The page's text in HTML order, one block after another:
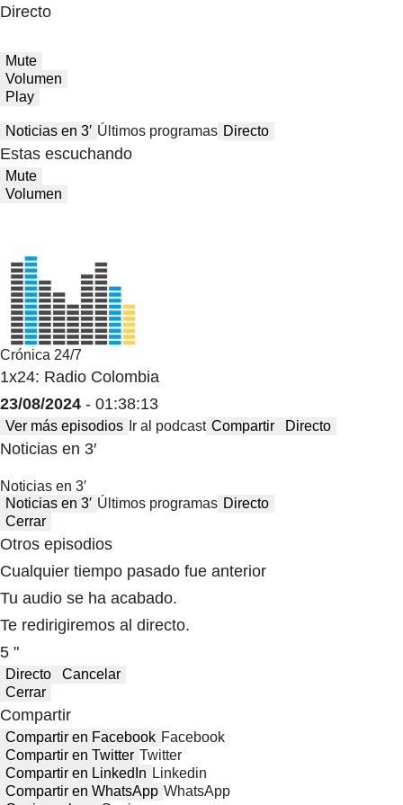
Directo
Mute
Volumen
Play
Noticias en 3′ Últimos programas Directo
Estas escuchando
Mute
Volumen
Crónica 24/7
1x24: Radio Colombia
23/08/2024 - 01:38:13
Ver más episodios Ir al podcast Compartir Directo
Noticias en 3′
Noticias en 3′
Noticias en 3′ Últimos programas Directo
Cerrar
Otros episodios
Cualquier tiempo pasado fue anterior
Tu audio se ha acabado.
Te redirigiremos al directo.
5 "
Directo
Cancelar
Cerrar
Compartir
Compartir en Facebook Facebook
Compartir en Twitter Twitter
Compartir en LinkedIn Linkedin
Compartir en WhatsApp WhatsApp